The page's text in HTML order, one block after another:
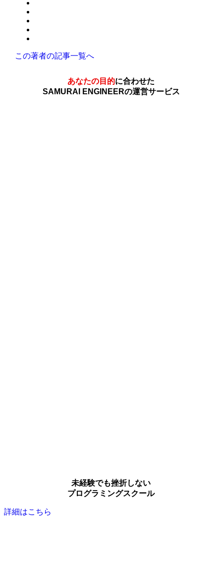
この著者の記事一覧へ
あなたの目的に合わせた
SAMURAI ENGINEERの運営サービス
未経験でも挫折しない
プログラミングスクール
詳細はこちら